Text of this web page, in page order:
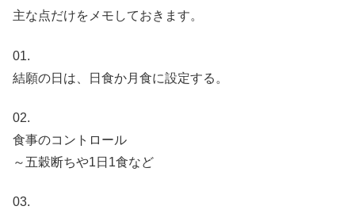
主な点だけをメモしておきます。
01.
結願の日は、日食か月食に設定する。
02.
食事のコントロール
～五穀断ちや1日1食など
03.